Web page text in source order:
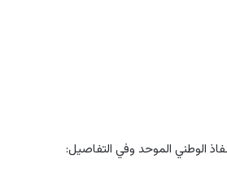
الوطني الموحد وفي التفاصيل: